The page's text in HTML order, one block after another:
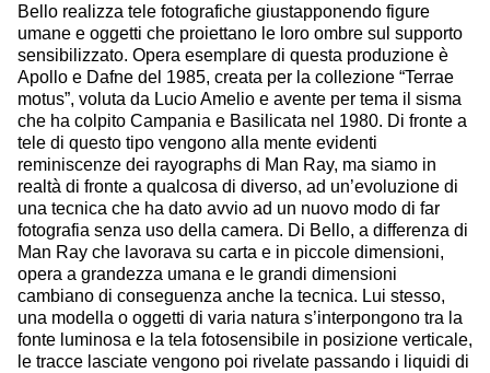
Bello realizza tele fotografiche giustapponendo figure
umane e oggetti che proiettano le loro ombre sul supporto
sensibilizzato. Opera esemplare di questa produzione è
Apollo e Dafne del 1985, creata per la collezione “Terrae
motus”, voluta da Lucio Amelio e avente per tema il sisma
che ha colpito Campania e Basilicata nel 1980. Di fronte a
tele di questo tipo vengono alla mente evidenti
reminiscenze dei rayographs di Man Ray, ma siamo in
realtà di fronte a qualcosa di diverso, ad un’evoluzione di
una tecnica che ha dato avvio ad un nuovo modo di far
fotografia senza uso della camera. Di Bello, a differenza di
Man Ray che lavorava su carta e in piccole dimensioni,
opera a grandezza umana e le grandi dimensioni
cambiano di conseguenza anche la tecnica. Lui stesso,
una modella o oggetti di varia natura s’interpongono tra la
fonte luminosa e la tela fotosensibile in posizione verticale,
le tracce lasciate vengono poi rivelate passando i liquidi di